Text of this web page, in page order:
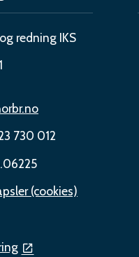
redning IKS
730 012
(cookies)